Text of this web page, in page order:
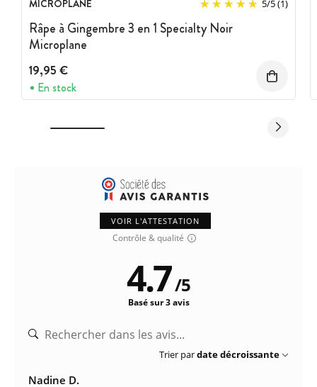
MICROPLANE 5/5(1)
Râpe à Gingembre 3 en 1 Specialty Noir
Microplane
19,95 €
En stock
VOIR L'ATTESTATION
Contrôle & qualité
4.7/5
Basé sur 3 avis
Trier pardate décroissante
Nadine D.